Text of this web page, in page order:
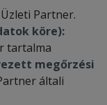
Partner.
köre):
tartalma
megőrzési
általi